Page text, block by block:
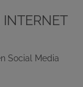
Social Media